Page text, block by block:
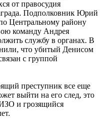
от правосудия
Подполковник Юрий
Центральному району
команду Андрея
службу в органах. В
что убитый Денисом
с группой
преступник все еще
выйти на его след, это
и грозящийся